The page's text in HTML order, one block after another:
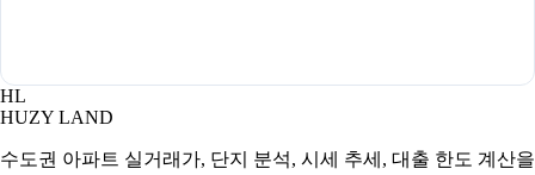
HL
HUZY LAND
수도권 아파트 실거래가, 단지 분석, 시세 추세, 대출 한도 계산을